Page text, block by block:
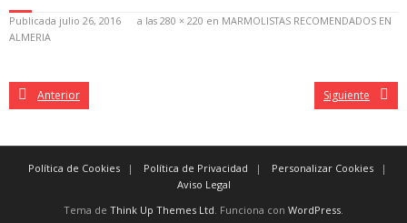
Publicada julio 26, 2016 a las 280 × 220 en MARMOLISTAS RECOMENDADOS EN
ALMERIA
Anterior Siguiente
Política de Cookies Política de Privacidad
Personalizar Cookies
Aviso Legal
Tema de Think Up Themes Ltd. Funciona con WordPress.